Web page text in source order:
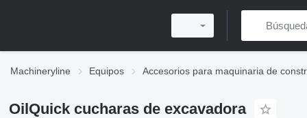
Machineryline Equipos Accesorios para maquinaria de
OilQuick cucharas de excavadora